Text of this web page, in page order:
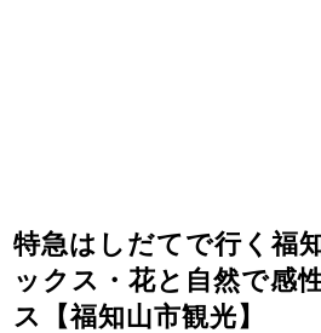
特急はしだてで行く福
ックス・花と自然で感
ス【福知山市観光】